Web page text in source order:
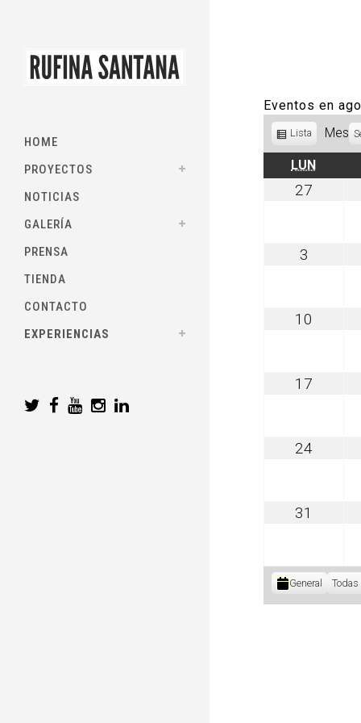
HOME
PROYECTOS
NOTICIAS
GALERÍA
PRENSA
TIENDA
CONTACTO
EXPERIENCIAS
Eventos en
Ver
Lista Mes
LUNLUNES
27
3
10
17
24
31
Categorías
General Todas